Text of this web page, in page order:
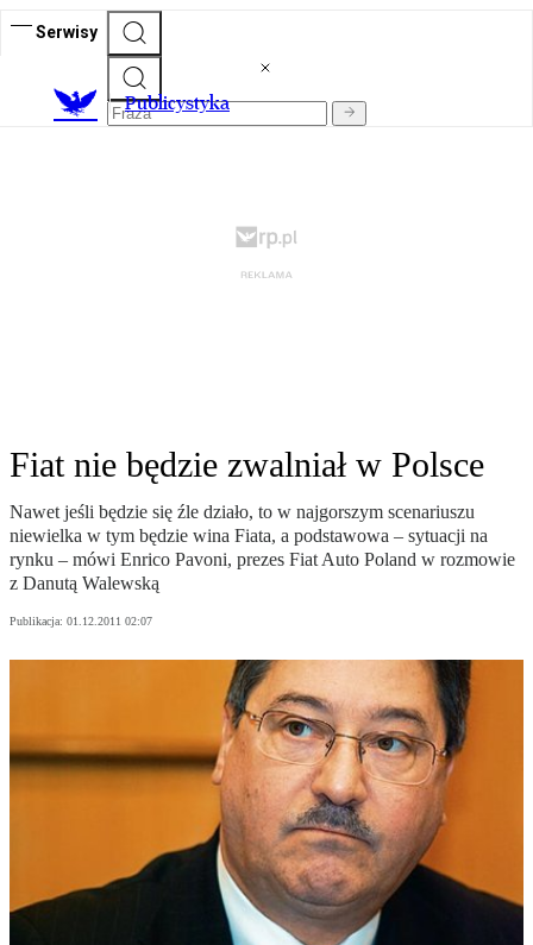
Serwisy
Publicystyka
Fiat nie będzie zwalniał w Polsce
Nawet jeśli będzie się źle działo, to w najgorszym scenariuszu
niewielka w tym będzie wina Fiata, a podstawowa – sytuacji na
rynku – mówi Enrico Pavoni, prezes Fiat Auto Poland w rozmowie
z Danutą Walewską
Publikacja: 01.12.2011 02:07